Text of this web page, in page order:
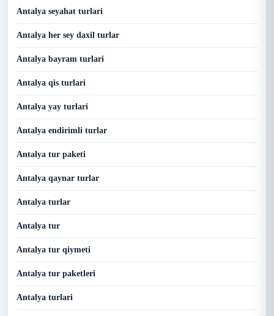
Antalya seyahat turlari
Antalya her sey daxil turlar
Antalya bayram turlari
Antalya qis turlari
Antalya yay turlari
Antalya endirimli turlar
Antalya tur paketi
Antalya qaynar turlar
Antalya turlar
Antalya tur
Antalya tur qiymeti
Antalya tur paketleri
Antalya turlari